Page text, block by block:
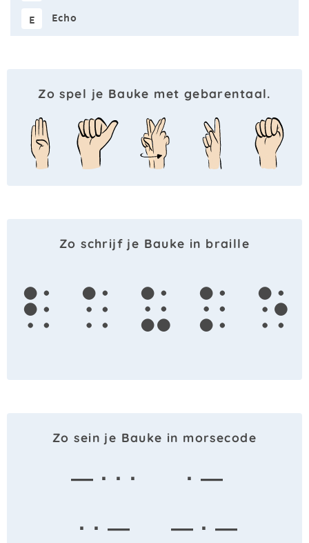
E Echo
Zo spel je Bauke met gebarentaal.
Zo schrijf je Bauke in braille
b a u k e
Zo sein je Bauke in morsecode
— · · ·
· —
· · —
— · —